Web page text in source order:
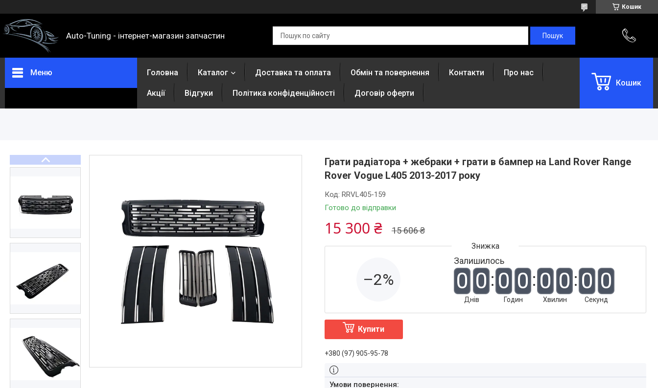
Кошик
Auto-Tuning - інтернет-магазин запчастин
Меню
Повернення та обмін
Акції
Політика конфіденційності
Головна Каталог Доставка та оплата Обмін та повернення Контакти Про нас
Акції Відгуки Політика конфіденційності Договір оферти
Кошик
Грати радіатора + жебраки + грати в бампер на Land Rover Range
Rover Vogue L405 2013-2017 року
Готово до відправки
Код: RRVL405-159
15 606 ₴
15 300 ₴
–2%
Залишилось
0 0
Днів
0 0
Годин
0 0
Хвилин
0 0
Секунд
Купити
+380 (97) 905-95-78